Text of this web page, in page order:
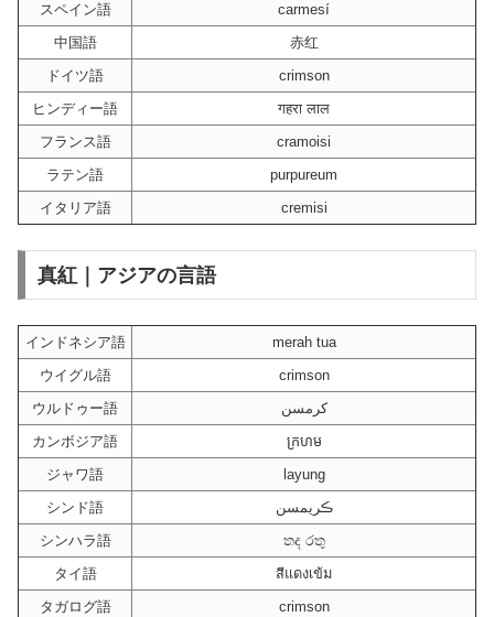
スペイン語
carmesí
中国語
赤红
ドイツ語
crimson
ヒンディー語
गहरा लाल
フランス語
cramoisi
ラテン語
purpureum
イタリア語
cremisi
真紅｜アジアの言語
インドネシア語
merah tua
ウイグル語
crimson
ウルドゥー語
کرمسن
カンボジア語
ក្រហម
ジャワ語
layung
シンド語
ڪريمسن
シンハラ語
තද රතු
タイ語
สีแดงเข้ม
タガログ語
crimson